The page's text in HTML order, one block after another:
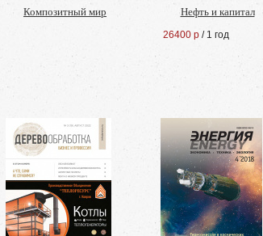
Композитный мир Нефть и капитал
26400 р / 1 год